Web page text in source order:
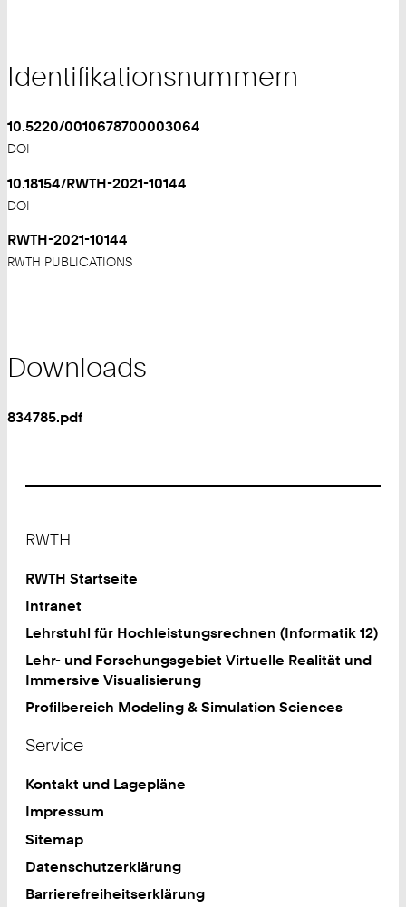
Identifikationsnummern
10.5220/0010678700003064
DOI
10.18154/RWTH-2021-10144
DOI
RWTH-2021-10144
RWTH PUBLICATIONS
Downloads
834785.pdf
RWTH
RWTH Startseite
Intranet
Lehrstuhl für Hochleistungsrechnen (Informatik 12)
Lehr- und Forschungsgebiet Virtuelle Realität und
Immersive Visualisierung
Profilbereich Modeling & Simulation Sciences
Service
Kontakt und Lagepläne
Impressum
Sitemap
Datenschutzerklärung
Barrierefreiheitserklärung